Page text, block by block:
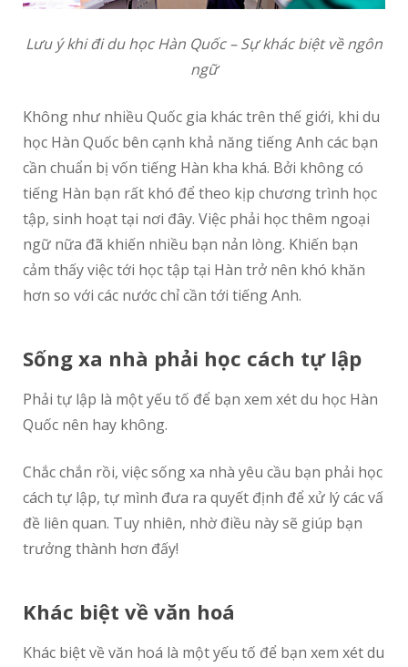
Lưu ý khi đi du học Hàn Quốc – Sự khác biệt về ngôn
ngữ
Không như nhiều Quốc gia khác trên thế giới, khi du
học Hàn Quốc bên cạnh khả năng tiếng Anh các bạn
cần chuẩn bị vốn tiếng Hàn kha khá. Bởi không có
tiếng Hàn bạn rất khó để theo kịp chương trình học
tập, sinh hoạt tại nơi đây. Việc phải học thêm ngoại
ngữ nữa đã khiến nhiều bạn nản lòng. Khiến bạn
cảm thấy việc tới học tập tại Hàn trở nên khó khăn
hơn so với các nước chỉ cần tới tiếng Anh.
Sống xa nhà phải học cách tự lập
Phải tự lập là một yếu tố để bạn xem xét du học Hàn
Quốc nên hay không.
Chắc chắn rồi, việc sống xa nhà yêu cầu bạn phải học
cách tự lập, tự mình đưa ra quyết định để xử lý các vấ
đề liên quan. Tuy nhiên, nhờ điều này sẽ giúp bạn
trưởng thành hơn đấy!
Khác biệt về văn hoá
Khác biệt về văn hoá là một yếu tố để bạn xem xét du